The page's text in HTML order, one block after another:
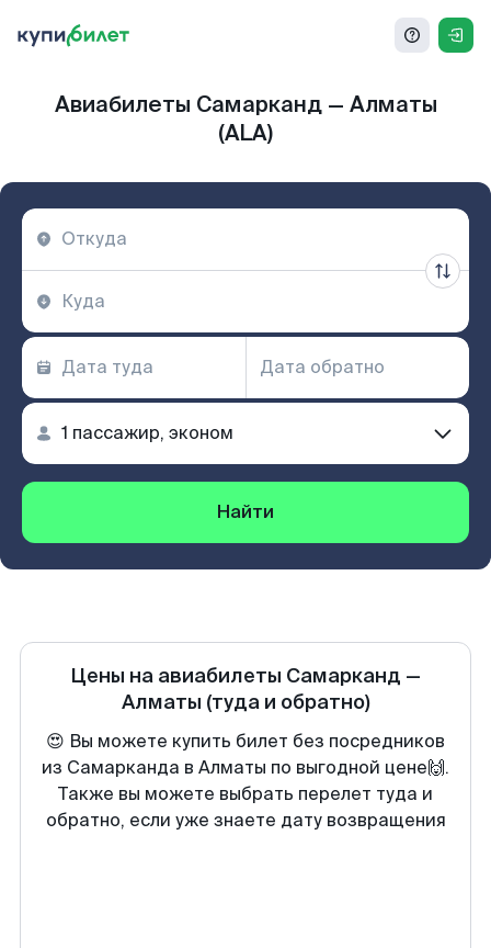
Авиабилеты Самарканд — Алматы
(ALA)
Найти
Цены на авиабилеты Самарканд —
Алматы (туда и обратно)
😍 Вы можете купить билет без посредников
из Самарканда в Алматы по выгодной цене🙌.
Также вы можете выбрать перелет туда и
обратно, если уже знаете дату возвращения